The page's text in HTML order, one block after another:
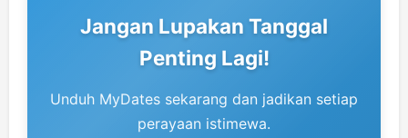
Jangan Lupakan Tanggal
Penting Lagi!
Unduh MyDates sekarang dan jadikan setiap
perayaan istimewa.